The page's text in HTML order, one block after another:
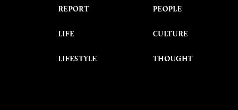
REPORT
LIFE
LIFESTYLE
PEOPLE
CULTURE
THOUGHT